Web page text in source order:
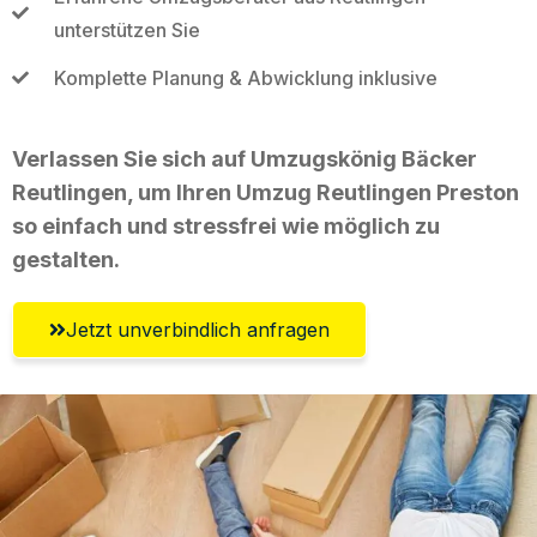
unterstützen Sie
Komplette Planung & Abwicklung inklusive
Verlassen Sie sich auf Umzugskönig Bäcker
Reutlingen, um Ihren Umzug Reutlingen Preston
so einfach und stressfrei wie möglich zu
gestalten.
Jetzt unverbindlich anfragen